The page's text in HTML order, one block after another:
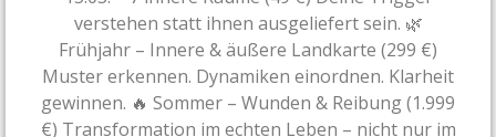
verstehen statt ihnen ausgeliefert sein. 🌿
Frühjahr – Innere & äußere Landkarte (299 €)
Muster erkennen. Dynamiken einordnen. Klarheit
gewinnen. 🔥 Sommer – Wunden & Reibung (1.999
€) Transformation im echten Leben – nicht nur im